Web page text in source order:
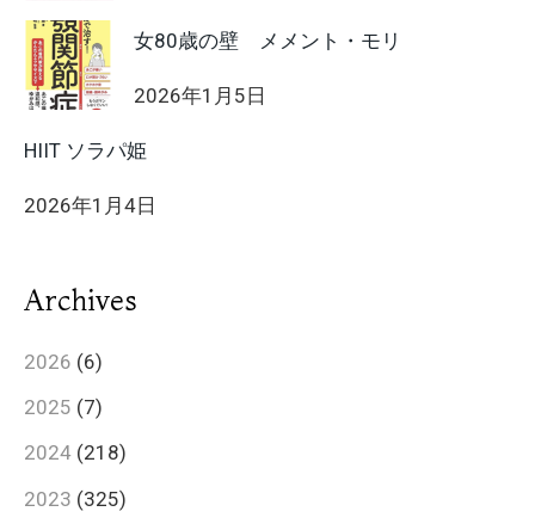
女80歳の壁 メメント・モリ
2026年1月5日
HIIT ソラパ姫
2026年1月4日
Archives
2026 (6)
2025 (7)
2024 (218)
2023 (325)